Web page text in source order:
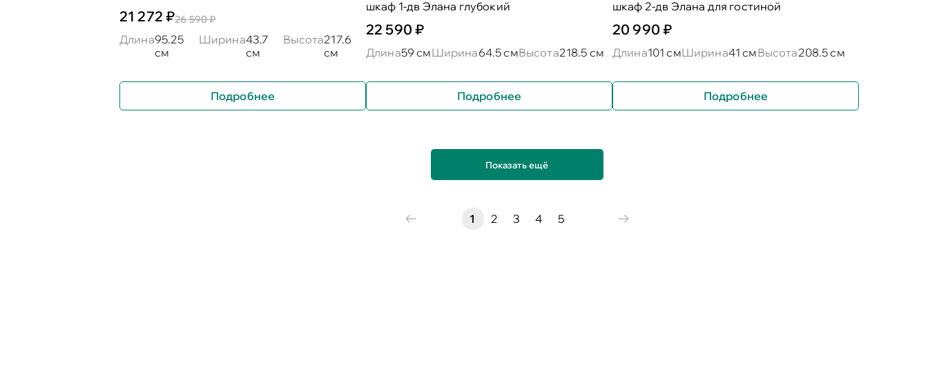
21 272 ₽26 590 ₽
Длина95.25
см
Ширина43.7
см
Высота217.6
см
Подробнее
шкаф 1-дв Элана глубокий
22 590 ₽
Длина59 смШирина64.5 смВысота218.5 см
Подробнее
шкаф 2-дв Элана для гостиной
20 990 ₽
Длина101 смШирина41 смВысота208.5 см
Подробнее
Показать ещё
1 2 3 4 5